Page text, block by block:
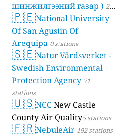
шинжилгээний газар ) 21
stations
🇵🇪National University
Of San Agustin Of
Arequipa 0 stations
🇸🇪Natur Vårdsverket -
Swedish Environmental
Protection Agency 71
stations
🇺🇸NCCNew Castle
County Air Quality5 stations
🇫🇷NebuleAir 192 stations